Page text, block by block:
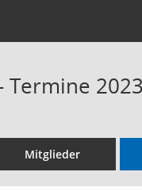
Termine 2023
Mitglieder